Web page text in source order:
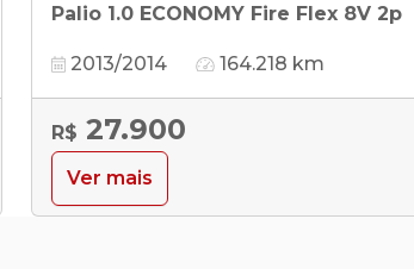
Palio 1.0 ECONOMY Fire Flex 8V 2p
2013/2014 164.218 km
R$ 27.900
Ver mais